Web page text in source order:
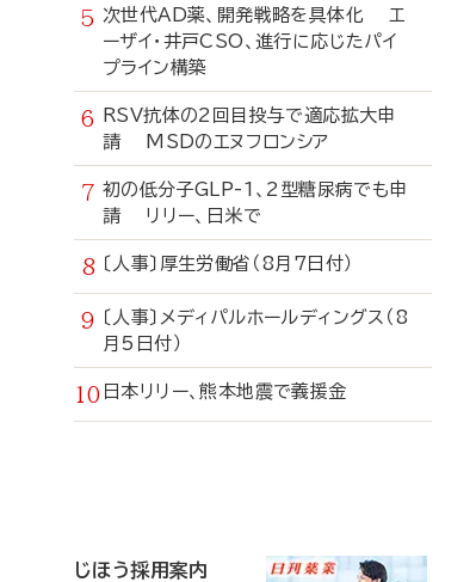
次世代AD薬、開発戦略を具体化 エ
ーザイ・井戸CSO、進行に応じたパイ
プライン構築
RSV抗体の2回目投与で適応拡大申
請 MSDのエヌフロンシア
初の低分子GLP-1、2型糖尿病でも申
請 リリー、日米で
〔人事〕厚生労働省（8月7日付）
〔人事〕メディパルホールディングス（8
月5日付）
日本リリー、熊本地震で義援金
じほう採用案内